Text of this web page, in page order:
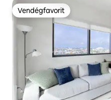
Vendégfavorit
Vendégfavorit